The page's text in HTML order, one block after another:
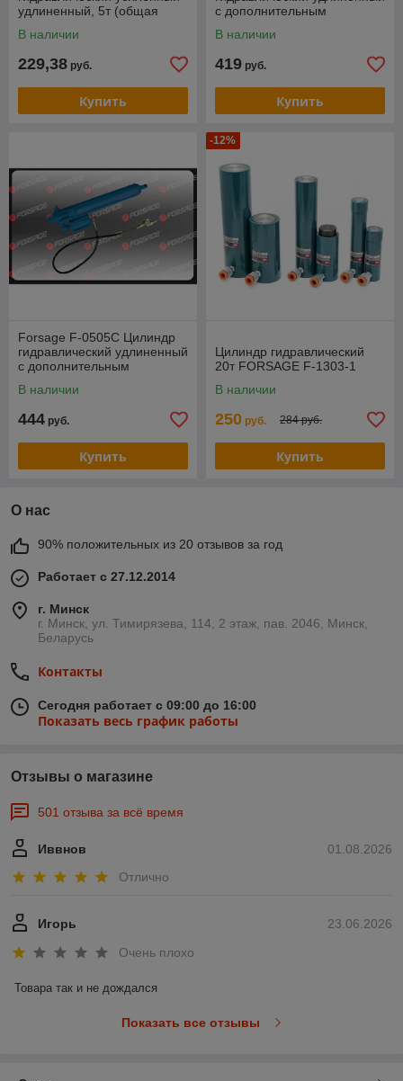
удлиненный, 5т (общая
500мм)
В наличии
229,38 руб.
Купить
с дополнительным
длина - 620мм,
В наличии
419 руб.
Купить
Forsage F-0505C Цилиндр
гидравлический удлиненный
с дополнительным
длина - 620мм,
В наличии
444 руб.
Купить
-12%
Цилиндр гидравлический
20т FORSAGE F-1303-1
В наличии
250 руб. 284 руб.
Купить
О нас
90% положительных из 20 отзывов за год
Работает с 27.12.2014
г. Минск
г. Минск, ул. Тимирязева, 114, 2 этаж, пав. 2046, Минск,
Беларусь
Контакты
Сегодня работает с 09:00 до 16:00
Показать весь график работы
Отзывы о магазине
501 отзыва за всё время
01.08.2026
Иввнов
Отлично
23.06.2026
Игорь
Очень плохо
Товара так и не дождался
Показать все отзывы